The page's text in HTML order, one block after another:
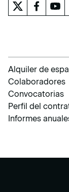
Alquiler de
Colaboradores
Convocatorias
Perfil del
Informes